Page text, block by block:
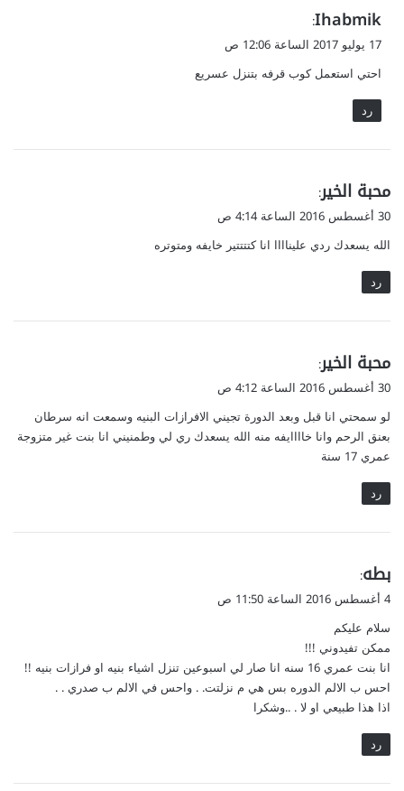
ي
ق
ل
Ihabmik
:
17 يوليو 2017 الساعة 12:06 ص
احتي استعمل كوب قرفه بتنزل عسريع
رد
ي
ق
ل
محبة الخير:
30 أغسطس 2016 الساعة 4:14 ص
الله يسعدك ردي عليناااا انا كتتتتير خايفه ومتوتره
رد
ي
ق
ل
محبة الخير:
30 أغسطس 2016 الساعة 4:12 ص
لو سمحتي انا قبل وبعد الدورة تجيني الافرازات البنيه وسمعت انه سرطان
بعنق الرحم وانا خاااايفه منه الله يسعدك ري لي وطمنيني انا بنت غير متزوجة
عمري 17 سنة
رد
ي
ق
ل
بطه:
4 أغسطس 2016 الساعة 11:50 ص
سلام عليكم
ممكن تفيدوني !!!
انا بنت عمري 16 سنه انا صار لي اسبوعين تنزل اشياء بنيه او فرازات بنيه !!
احس ب الالم الدوره بس هي م نزلتت. . واحس في الالم ب صدري . .
اذا هذا طبيعي او لا . ..وشكرا
رد